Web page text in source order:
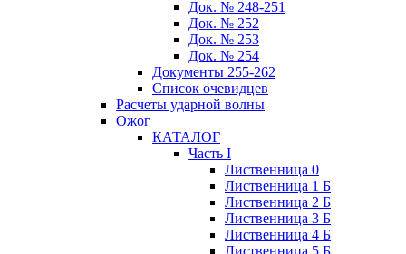
Док. № 248-251
Док. № 252
Док. № 253
Док. № 254
Документы 255-262
Список очевидцев
Расчеты ударной волны
Ожог
КАТАЛОГ
Часть I
Лиственница 0
Лиственница 1 Б
Лиственница 2 Б
Лиственница 3 Б
Лиственница 4 Б
Лиственница 5 Б